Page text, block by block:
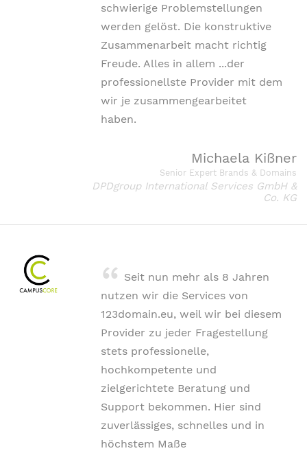
schwierige Problemstellungen
werden gelöst. Die konstruktive
Zusammenarbeit macht richtig
Freude. Alles in allem ...der
professionellste Provider mit dem
wir je zusammengearbeitet
haben.
Michaela Kißner
Senior Expert Brands & Domains
DPDgroup International Services GmbH &
Co. KG
Seit nun mehr als 8 Jahren
nutzen wir die Services von
123domain.eu, weil wir bei diesem
Provider zu jeder Fragestellung
stets professionelle,
hochkompetente und
zielgerichtete Beratung und
Support bekommen. Hier sind
zuverlässiges, schnelles und in
höchstem Maße